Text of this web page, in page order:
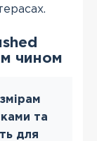
чином
та
для